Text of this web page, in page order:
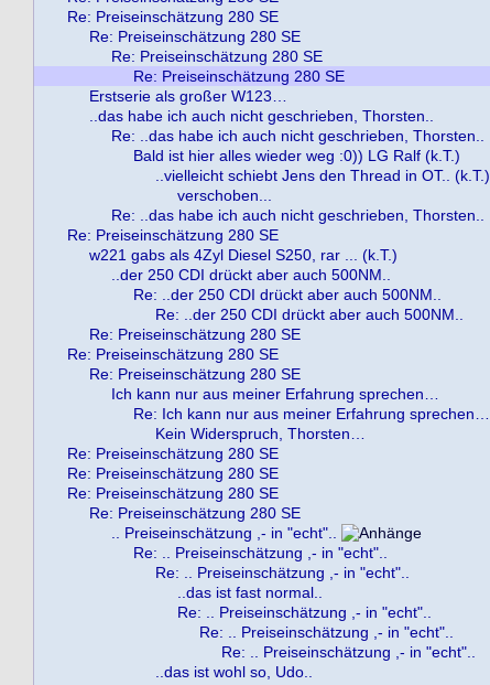
Re: Preiseinschätzung 280 SE
Re: Preiseinschätzung 280 SE
Re: Preiseinschätzung 280 SE
Re: Preiseinschätzung 280 SE
Erstserie als großer W123…
..das habe ich auch nicht geschrieben, Thorsten..
Re: ..das habe ich auch nicht geschrieben, Thorsten..
Bald ist hier alles wieder weg :0)) LG Ralf (k.T.)
..vielleicht schiebt Jens den Thread in OT.. (k.T.)
verschoben...
Re: ..das habe ich auch nicht geschrieben, Thorsten..
Re: Preiseinschätzung 280 SE
w221 gabs als 4Zyl Diesel S250, rar ... (k.T.)
..der 250 CDI drückt aber auch 500NM..
Re: ..der 250 CDI drückt aber auch 500NM..
Re: ..der 250 CDI drückt aber auch 500NM..
Re: Preiseinschätzung 280 SE
Re: Preiseinschätzung 280 SE
Re: Preiseinschätzung 280 SE
Ich kann nur aus meiner Erfahrung sprechen…
Re: Ich kann nur aus meiner Erfahrung sprechen…
Kein Widerspruch, Thorsten…
Re: Preiseinschätzung 280 SE
Re: Preiseinschätzung 280 SE
Re: Preiseinschätzung 280 SE
Re: Preiseinschätzung 280 SE
.. Preiseinschätzung ,- in "echt"..
Re: .. Preiseinschätzung ,- in "echt"..
Re: .. Preiseinschätzung ,- in "echt"..
..das ist fast normal..
Re: .. Preiseinschätzung ,- in "echt"..
Re: .. Preiseinschätzung ,- in "echt"..
Re: .. Preiseinschätzung ,- in "echt"..
..das ist wohl so, Udo..